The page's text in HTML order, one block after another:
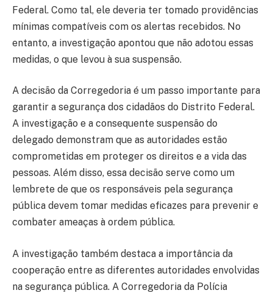
Federal. Como tal, ele deveria ter tomado providências
mínimas compatíveis com os alertas recebidos. No
entanto, a investigação apontou que não adotou essas
medidas, o que levou à sua suspensão.
A decisão da Corregedoria é um passo importante para
garantir a segurança dos cidadãos do Distrito Federal.
A investigação e a consequente suspensão do
delegado demonstram que as autoridades estão
comprometidas em proteger os direitos e a vida das
pessoas. Além disso, essa decisão serve como um
lembrete de que os responsáveis pela segurança
pública devem tomar medidas eficazes para prevenir e
combater ameaças à ordem pública.
A investigação também destaca a importância da
cooperação entre as diferentes autoridades envolvidas
na segurança pública. A Corregedoria da Polícia